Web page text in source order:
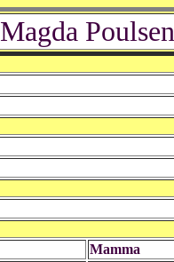
Magda Poulsen
Mamma